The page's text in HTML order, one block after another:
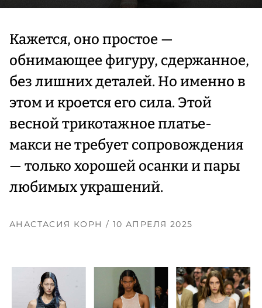
Кажется, оно простое —
обнимающее фигуру, сдержанное,
без лишних деталей. Но именно в
этом и кроется его сила. Этой
весной трикотажное платье-
макси не требует сопровождения
— только хорошей осанки и пары
любимых украшений.
АНАСТАСИЯ КОРН / 10 АПРЕЛЯ 2025